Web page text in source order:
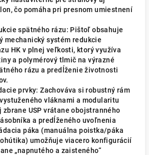
čo pomáha pri presnom umiestnení
spätného rázu: Pištoľ obsahuje
mechanický systém redukcie
HK v plnej veľkosti, ktorý využíva
a polymérový tlmič na výrazné
rázu a predĺženie životnosti
prvky: Zachováva si robustný rám
vláknami a modularitu
zbrane USP vrátane obojstranného
a predĺženého uvoľnenia
páka (manuálna poistka/páka
umožňuje viacero konfigurácií
„napnutého a zaisteného“